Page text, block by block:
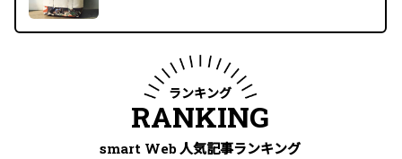
ランキング
RANKING
smart Web人気記事ランキング